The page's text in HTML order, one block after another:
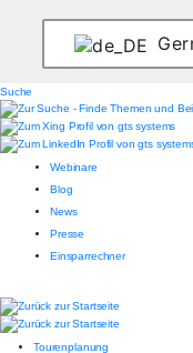
Suche
Webinare
Blog
News
Presse
Einsparrechner
Tourenplanung